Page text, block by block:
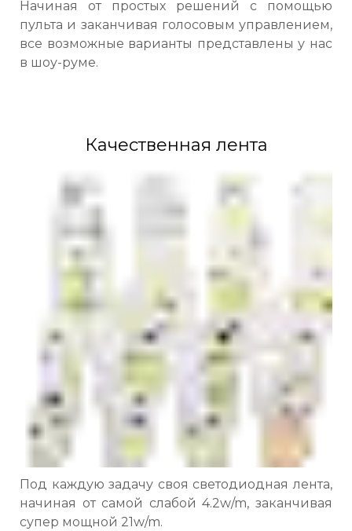
Начиная от простых решений с помощью
пульта и заканчивая голосовым управлением,
все возможные варианты представлены у нас
в шоу-руме.
Качественная лента
Под каждую задачу своя светодиодная лента,
начиная от самой слабой 4.2w/m, заканчивая
супер мощной 21w/m.